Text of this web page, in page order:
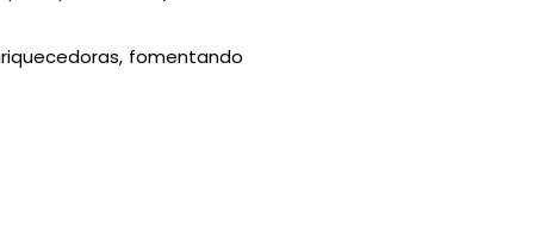
fomentando